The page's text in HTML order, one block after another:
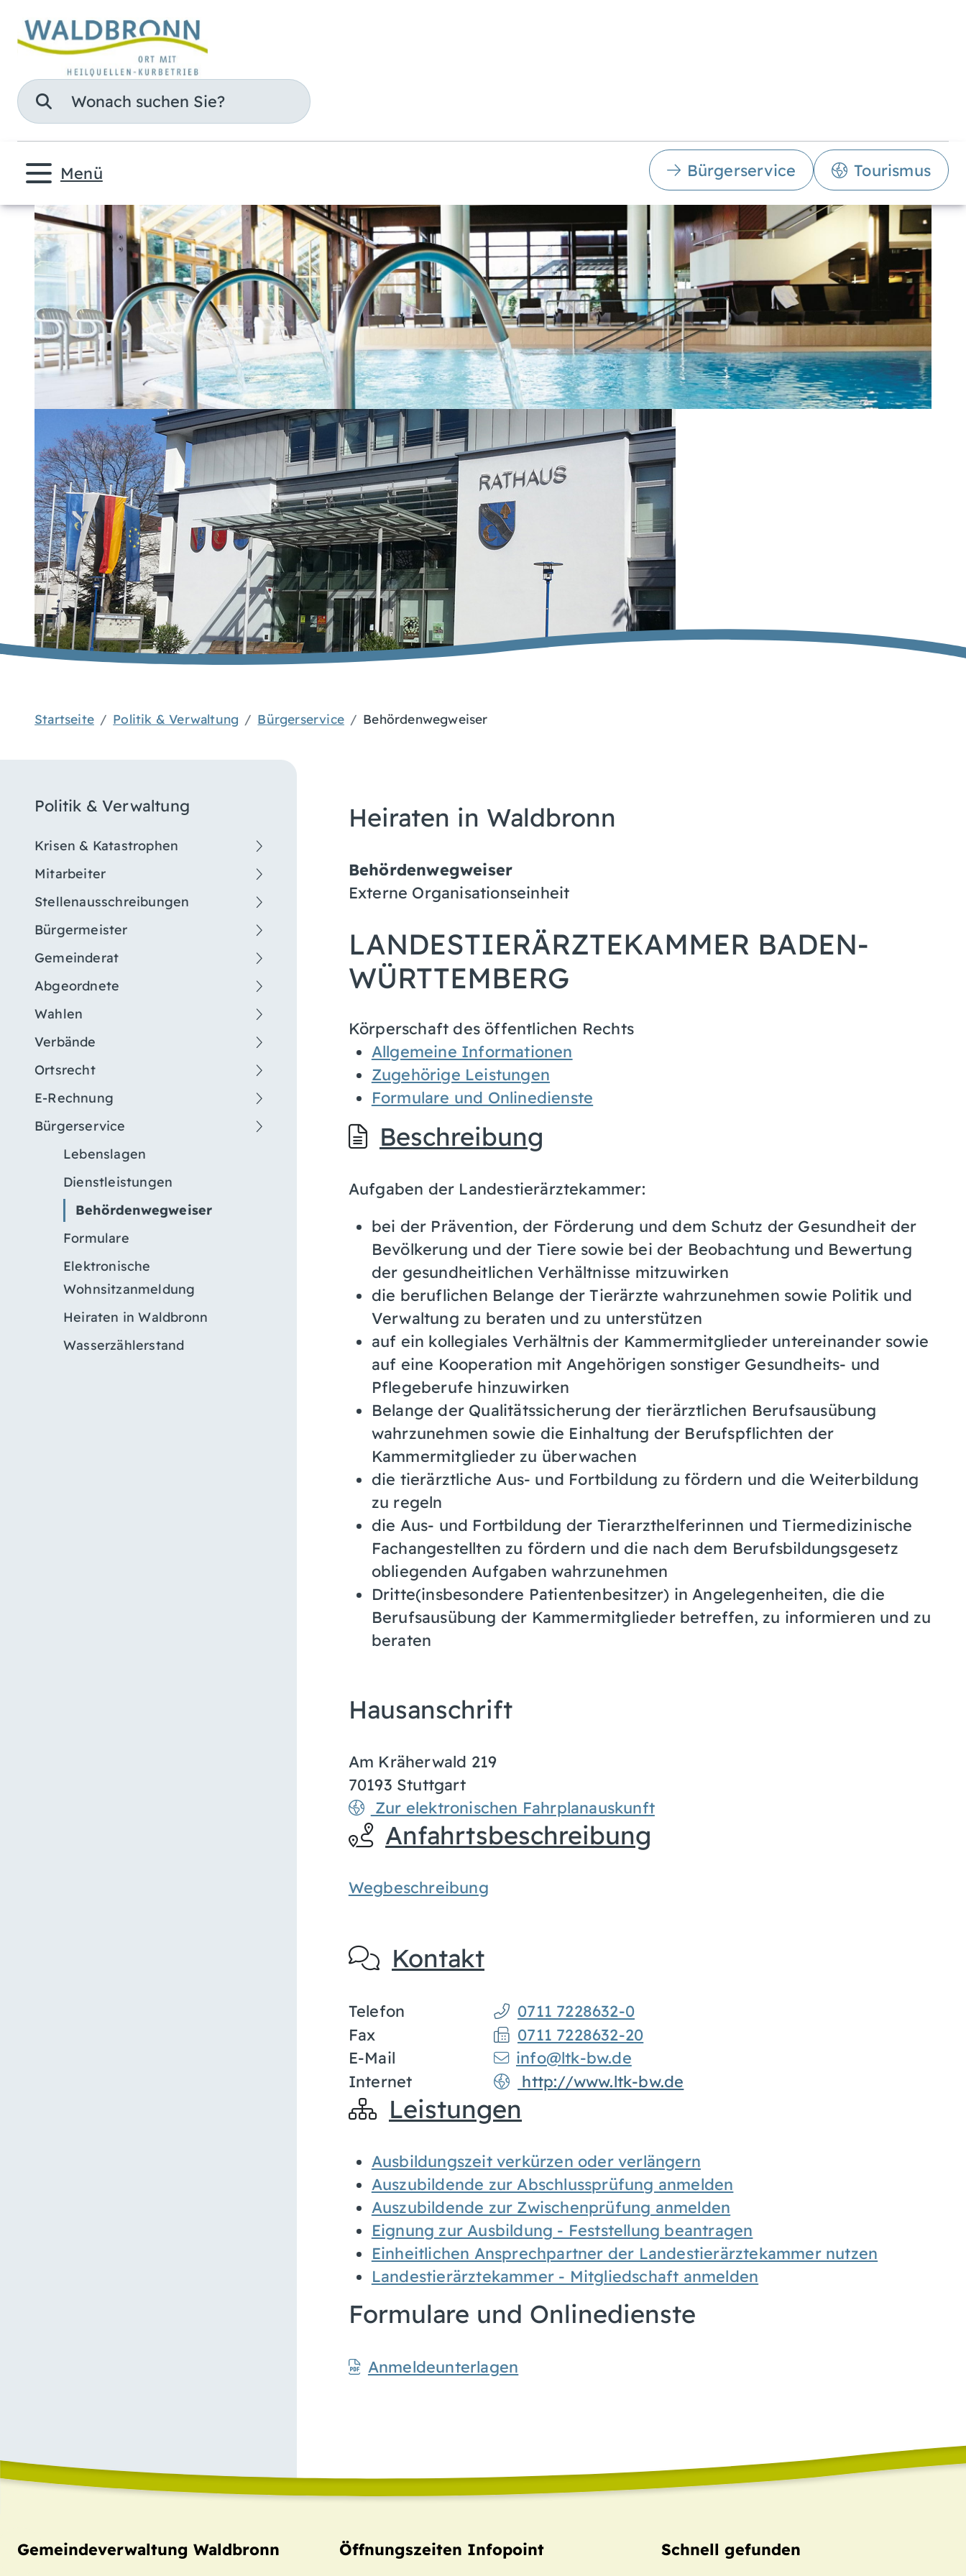
Suche
Menü Bürgerservice Tourismus
Startseite Politik & Verwaltung Bürgerservice Behördenwegweiser
Politik & Verwaltung
Krisen & Katastrophen
Mitarbeiter
Stellenausschreibungen
Bürgermeister
Gemeinderat
Abgeordnete
Wahlen
Verbände
Ortsrecht
E-Rechnung
Bürgerservice
Lebenslagen
Dienstleistungen
Behördenwegweiser
Formulare
Elektronische
Wohnsitzanmeldung
Heiraten in Waldbronn
Wasserzählerstand
Heiraten in Waldbronn
Behördenwegweiser
Externe Organisationseinheit
LANDESTIERÄRZTEKAMMER BADEN-
WÜRTTEMBERG
Körperschaft des öffentlichen Rechts
Allgemeine Informationen
Zugehörige Leistungen
Formulare und Onlinedienste
Beschreibung
Aufgaben der Landestierärztekammer:
bei der Prävention, der Förderung und dem Schutz der Gesundheit der
Bevölkerung und der Tiere sowie bei der Beobachtung und Bewertung
der gesundheitlichen Verhältnisse mitzuwirken
die beruflichen Belange der Tierärzte wahrzunehmen sowie Politik und
Verwaltung zu beraten und zu unterstützen
auf ein kollegiales Verhältnis der Kammermitglieder untereinander sowie
auf eine Kooperation mit Angehörigen sonstiger Gesundheits- und
Pflegeberufe hinzuwirken
Belange der Qualitätssicherung der tierärztlichen Berufsausübung
wahrzunehmen sowie die Einhaltung der Berufspflichten der
Kammermitglieder zu überwachen
die tierärztliche Aus- und Fortbildung zu fördern und die Weiterbildung
zu regeln
die Aus- und Fortbildung der Tierarzthelferinnen und Tiermedizinische
Fachangestellten zu fördern und die nach dem Berufsbildungsgesetz
obliegenden Aufgaben wahrzunehmen
Dritte(insbesondere Patientenbesitzer) in Angelegenheiten, die die
Berufsausübung der Kammermitglieder betreffen, zu informieren und zu
beraten
Hausanschrift
Am Kräherwald 219
70193 Stuttgart
Zur elektronischen Fahrplanauskunft
Anfahrtsbeschreibung
Wegbeschreibung
Kontakt
Telefon
0711 7228632-0
Fax
0711 7228632-20
E-Mail
info@ltk-bw.de
Internet
http://www.ltk-bw.de
Leistungen
Ausbildungszeit verkürzen oder verlängern
Auszubildende zur Abschlussprüfung anmelden
Auszubildende zur Zwischenprüfung anmelden
Eignung zur Ausbildung - Feststellung beantragen
Einheitlichen Ansprechpartner der Landestierärztekammer nutzen
Landestierärztekammer - Mitgliedschaft anmelden
Formulare und Onlinedienste
Anmeldeunterlagen
Gemeindeverwaltung Waldbronn Öffnungszeiten Infopoint Schnell gefunden